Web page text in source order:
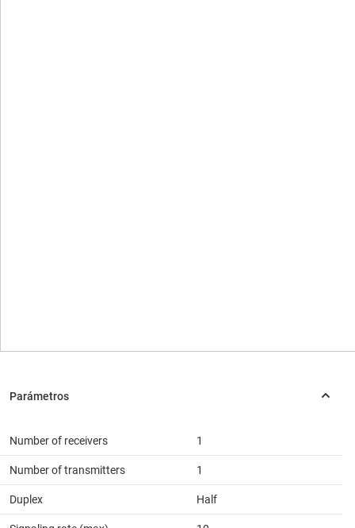
Number of receivers 1
Number of transmitters 1
Duplex Half